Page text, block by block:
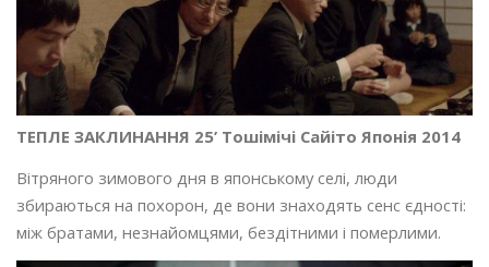
ТЕПЛЕ ЗАКЛИНАННЯ 25’ Тошімічі Сайіто Японія 2014
Вітряного зимового дня в японському селі, люди
збираються на похорон, де вони знаходять сенс єдності:
між братами, незнайомцями, бездітними і померлими.